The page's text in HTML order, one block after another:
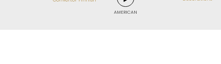
AMERICAN